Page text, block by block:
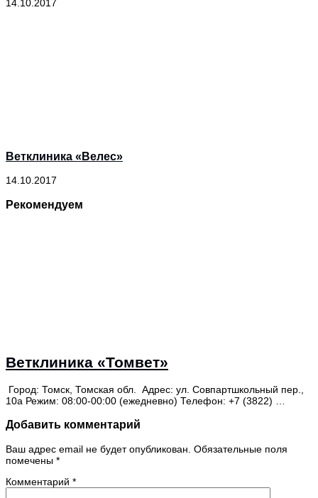
14.10.2017
Ветклиника «Велес»
14.10.2017
Рекомендуем
Ветклиника «Томвет»
Город: Томск, Томская обл. Адрес: ул. Совпартшкольный пер.,
10а Режим: 08:00-00:00 (ежедневно) Телефон: +7 (3822) …
Добавить комментарий
Ваш адрес email не будет опубликован. Обязательные поля
помечены *
Комментарий *